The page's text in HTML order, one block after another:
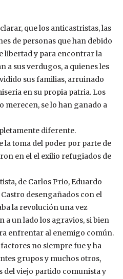
que los anticastristas, las
de personas que han debido
libertad y para encontrar la
a sus verdugos, a quienes les
sus familias, arruinado
en su propia patria. Los
merecen, se lo han ganado a
diferente.
la toma del poder por parte de
en el el exilio refugiados de
de Carlos Prio, Eduardo
desengañados con el
la revolución una vez
a un lado los agravios, si bien
enfrentar al enemigo común.
no siempre fue y ha
grupos y muchos otros,
del viejo partido comunista y